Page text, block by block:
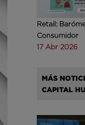
Retail:
Consumidor
17 Abr 2026
MÁS
CAPITAL